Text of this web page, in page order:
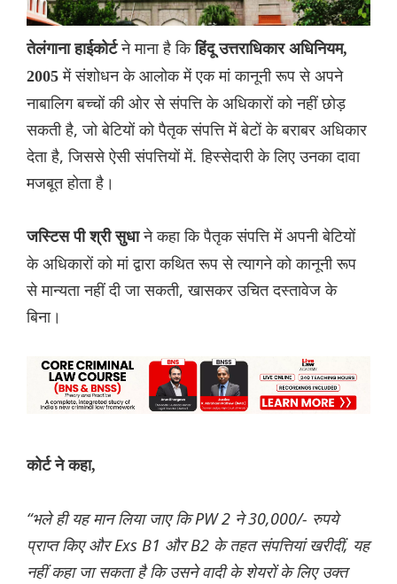
तेलंगाना हाईकोर्टने माना है किहिंदू उत्तराधिकार अधिनियम,
2005में संशोधन के आलोक में एक मां कानूनी रूप से अपने
नाबालिग बच्चों की ओर से संपत्ति के अधिकारों को नहीं छोड़
सकती है, जो बेटियों को पैतृक संपत्ति में बेटों के बराबर अधिकार
देता है, जिससे ऐसी संपत्तियों में. हिस्सेदारी के लिए उनका दावा
मजबूत होता है।
जस्टिस पी श्री सुधाने कहा कि पैतृक संपत्ति में अपनी बेटियों
के अधिकारों को मां द्वारा कथित रूप से त्यागने को कानूनी रूप
से मान्यता नहीं दी जा सकती, खासकर उचित दस्तावेज के
बिना।
कोर्ट ने कहा,
“भले ही यह मान लिया जाए कि PW 2 ने 30,000/- रुपये
प्राप्त किए और Exs B1 और B2 के तहत संपत्तियां खरीदीं, यह
नहीं कहा जा सकता है कि उसने वादी के शेयरों के लिए उक्त